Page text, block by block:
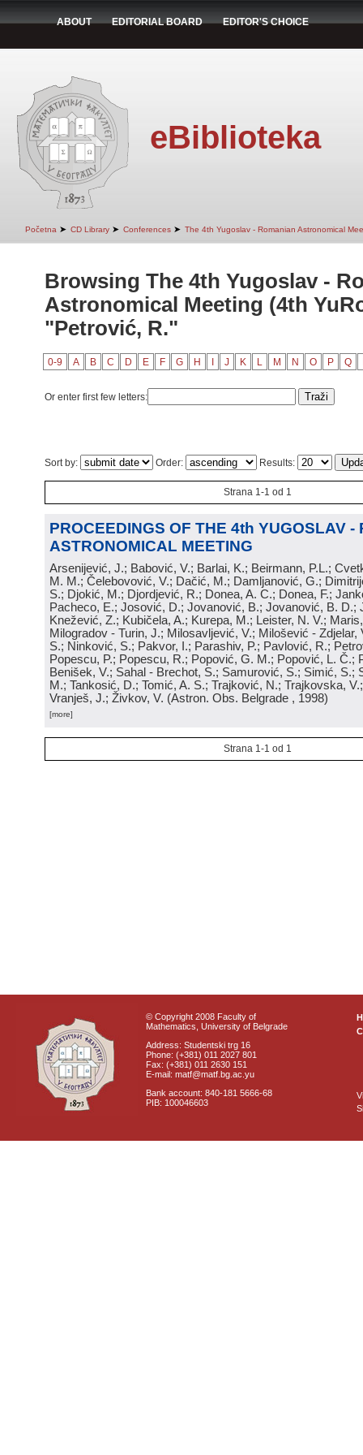
ABOUT EDITORIAL BOARD EDITOR'S CHOICE
eBiblioteka
Početna ➤ CD Library ➤ Conferences ➤ The 4th Yugoslav - Romanian Astronomical
Browsing The 4th Yugoslav -
Astronomical Meeting (4th
"Petrović, R."
0-9 A B C D E F G H J K L M N O P Q
Or enter first few letters:
Sort by: Order: Results:
Strana 1-1 od 1
PROCEEDINGS OF THE 4th YUGOSLAV -
ASTRONOMICAL MEETING
Arsenijević, J.; Babović, V.; Barlai, K.; Beirmann, P.L.;
M. M.; Čelebovović, V.; Dačić, M.; Damljanović, G.;
S.; Djokić, M.; Djordjević, R.; Donea, A. C.; Donea, F.;
Pacheco, E.; Josović, D.; Jovanović, B.; Jovanović, B. D.;
Knežević, Z.; Kubičela, A.; Kurepa, M.; Leister, N. V.;
Milogradov - Turin, J.; Milosavljević, V.; Milošević - Zdjelar,
S.; Ninković, S.; Pakvor, I.; Parashiv, P.; Pavlović, R.;
Popescu, P.; Popescu, R.; Popović, G. M.; Popović, L. Č.;
Benišek, V.; Sahal - Brechot, S.; Samurović, S.; Simić, S.;
M.; Tankosić, D.; Tomić, A. S.; Trajković, N.; Trajkovska,
Vranješ, J.; Živkov, V. (Astron. Obs. Belgrade , 1998)
[more]
Strana 1-1 od 1
© Copyright 2008 Faculty of
Mathematics, University of Belgrade
Address: Studentski trg 16
Phone: (+381) 011 2027 801
Fax: (+381) 011 2630 151
E-mail: matf@matf.bg.ac.yu
Bank account: 840-181 5666-68
PIB: 100046603